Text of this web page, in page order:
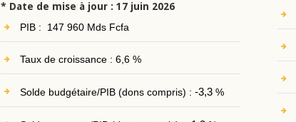
* Date de mise à jour : 17 juin 2026
PIB : 147 960 Mds Fcfa
Taux de croissance : 6,6 %
Solde budgétaire/PIB (dons compris) : -3,3%